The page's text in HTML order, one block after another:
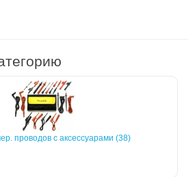
проводов с аксессуарами (38)